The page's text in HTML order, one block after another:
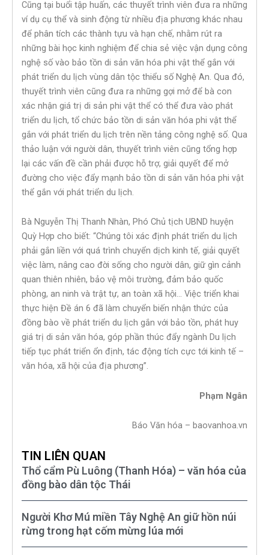
Cũng tại buổi tập huấn, các thuyết trình viên đưa ra những
ví dụ cụ thể và sinh động từ nhiều địa phương khác nhau
để phân tích các thành tựu và hạn chế, nhằm rút ra
những bài học kinh nghiệm để chia sẻ việc vận dụng công
nghệ số vào bảo tồn di sản văn hóa phi vật thể gắn với
phát triển du lịch vùng dân tộc thiểu số Nghệ An. Qua đó,
thuyết trình viên cũng đưa ra những gợi mở để bà con
xác nhận giá trị di sản phi vật thể có thể đưa vào phát
triển du lịch, tổ chức bảo tồn di sản văn hóa phi vật thể
gắn với phát triển du lịch trên nền tảng công nghệ số. Qua
thảo luận với người dân, thuyết trình viên cũng tổng hợp
lại các vấn đề cần phải được hỗ trợ, giải quyết để mở
đường cho việc đẩy mạnh bảo tồn di sản văn hóa phi vật
thể gắn với phát triển du lịch.
Bà Nguyễn Thị Thanh Nhàn, Phó Chủ tịch UBND huyện
Quỳ Hợp cho biết: “Chúng tôi xác định phát triển du lịch
phải gắn liền với quá trình chuyển dịch kinh tế, giải quyết
việc làm, nâng cao đời sống cho người dân, giữ gìn cảnh
quan thiên nhiên, bảo vệ môi trường, đảm bảo quốc
phòng, an ninh và trật tự, an toàn xã hội… Việc triển khai
thực hiện Đề án 6 đã làm chuyển biến nhận thức của
đồng bào về phát triển du lịch gắn với bảo tồn, phát huy
giá trị di sản văn hóa, góp phần thúc đẩy ngành Du lịch
tiếp tục phát triển ổn định, tác động tích cực tới kinh tế –
văn hóa, xã hội của địa phương”.
Phạm Ngân
Báo Văn hóa – baovanhoa.vn
TIN LIÊN QUAN
Thổ cẩm Pù Luông (Thanh Hóa) – văn hóa của
đồng bào dân tộc Thái
Người Khơ Mú miền Tây Nghệ An giữ hồn núi
rừng trong hạt cốm mừng lúa mới